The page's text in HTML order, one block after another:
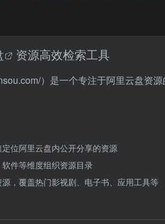
资源高效检索工具
）是一个专注于阿里云盘资
定位阿里云盘内公开分享的资源
软件等维度组织资源目录
源，覆盖热门影视剧、电子书、应用工具等